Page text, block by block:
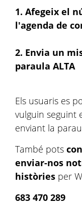
1. Afegeix el
l'agenda de
2. Envia un
paraula ALTA
Els usuaris es
vulguin seguint
enviant la
També pots
enviar-nos
històries per
683 470 289